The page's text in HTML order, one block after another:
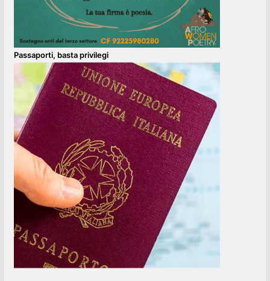
Passaporti, basta privilegi